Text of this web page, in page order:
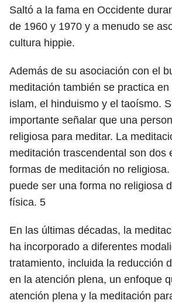
Saltó a la fama en Occidente
de 1960 y 1970 y a menudo se
cultura hippie.
Además de su asociación con el
meditación también se practica en
islam, el hinduismo y el taoísmo.
importante señalar que una
religiosa para meditar. La
meditación trascendental son dos
formas de meditación no
puede ser una forma no religiosa
física. 5
En las últimas décadas, la
ha incorporado a diferentes
tratamiento, incluida la reducción
en la atención plena, un enfoque
atención plena y la meditación